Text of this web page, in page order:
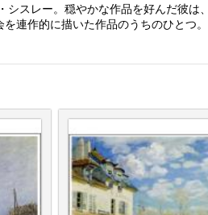
スレー。穏やかな作品を好んだ彼は
連作的に描いた作品のうちのひとつ。